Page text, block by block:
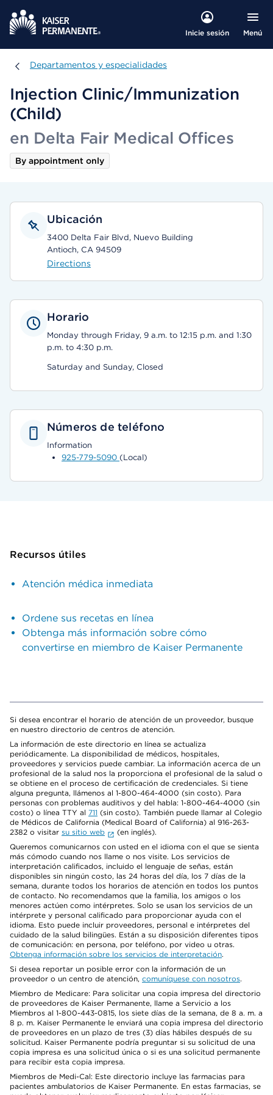
Inicie sesión Menú
Departamentos y especialidades
Departamentos y especialidades
Injection Clinic/Immunization
(Child)
en Delta Fair Medical Offices
By appointment only
Ubicación
3400 Delta Fair Blvd, Nuevo Building
Antioch, CA 94509
Directions
Horario
Monday through Friday, 9 a.m. to 12:15 p.m. and 1:30
p.m. to 4:30 p.m.
Saturday and Sunday, Closed
Números de teléfono
Information
925-779-5090 (Local)
Recursos útiles
Atención médica inmediata
Ordene sus recetas en línea
Obtenga más información sobre cómo
convertirse en miembro de Kaiser Permanente
Si desea encontrar el horario de atención de un proveedor, busque
en nuestro directorio de centros de atención.
La información de este directorio en línea se actualiza
periódicamente. La disponibilidad de médicos, hospitales,
proveedores y servicios puede cambiar. La información acerca de un
profesional de la salud nos la proporciona el profesional de la salud o
se obtiene en el proceso de certificación de credenciales. Si tiene
alguna pregunta, llámenos al 1-800-464-4000 (sin costo). Para
personas con problemas auditivos y del habla: 1-800-464-4000 (sin
costo) o línea TTY al 711 (sin costo). También puede llamar al Colegio
de Médicos de California (Medical Board of California) al 916-263-
2382 o visitar su sitio web
(en inglés).
Queremos comunicarnos con usted en el idioma con el que se sienta
más cómodo cuando nos llame o nos visite. Los servicios de
interpretación calificados, incluido el lenguaje de señas, están
disponibles sin ningún costo, las 24 horas del día, los 7 días de la
semana, durante todos los horarios de atención en todos los puntos
de contacto. No recomendamos que la familia, los amigos o los
menores actúen como intérpretes. Solo se usan los servicios de un
intérprete y personal calificado para proporcionar ayuda con el
idioma. Esto puede incluir proveedores, personal e intérpretes del
cuidado de la salud bilingües. Están a su disposición diferentes tipos
de comunicación: en persona, por teléfono, por video u otras.
Obtenga información sobre los servicios de interpretación.
Si desea reportar un posible error con la información de un
proveedor o un centro de atención, comuníquese con nosotros.
Miembro de Medicare: Para solicitar una copia impresa del directorio
de proveedores de Kaiser Permanente, llame a Servicio a los
Miembros al 1-800-443-0815, los siete días de la semana, de 8 a. m. a
8 p. m. Kaiser Permanente le enviará una copia impresa del directorio
de proveedores en un plazo de tres (3) días hábiles después de su
solicitud. Kaiser Permanente podría preguntar si su solicitud de una
copia impresa es una solicitud única o si es una solicitud permanente
para recibir esta copia impresa.
Miembros de Medi-Cal: Este directorio incluye las farmacias para
pacientes ambulatorios de Kaiser Permanente. En estas farmacias, se